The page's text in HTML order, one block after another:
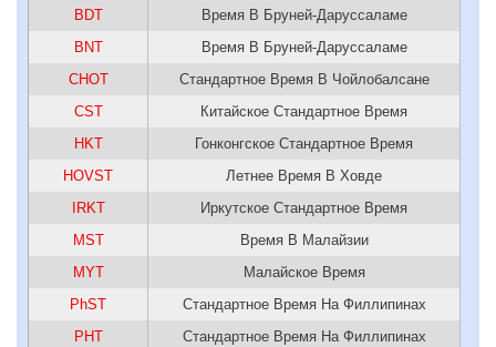
BDT
Время В Бруней-Даруссаламе
BNT
Время В Бруней-Даруссаламе
CHOT
Стандартное Время В Чойлобалсане
CST
Китайское Стандартное Время
HKT
Гонконгское Стандартное Время
HOVST
Летнее Время В Ховде
IRKT
Иркутское Стандартное Время
MST
Время В Малайзии
MYT
Малайское Время
PhST
Стандартное Время На Филлипинах
PHT
Стандартное Время На Филлипинах